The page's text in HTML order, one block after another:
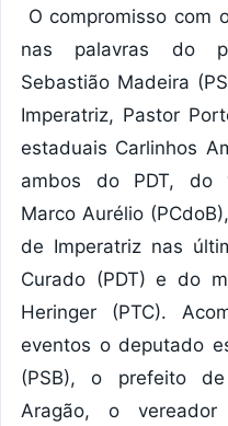
O compromisso com
nas palavras do
Sebastião Madeira
Imperatriz, Pastor
estaduais Carlinhos
ambos do PDT, do
Marco Aurélio
de Imperatriz nas
Curado (PDT) e do
Heringer (PTC).
eventos o deputado
(PSB), o prefeito
Aragão, o